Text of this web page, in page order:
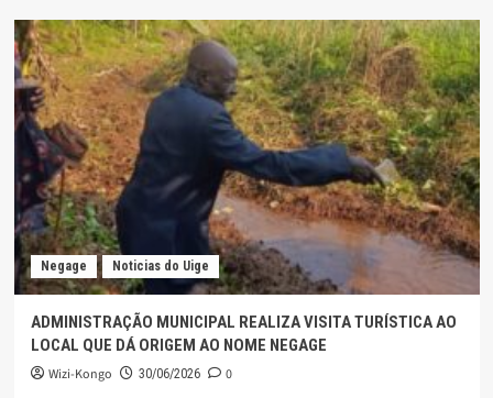
Negage Noticias do Uige
ADMINISTRAÇÃO MUNICIPAL REALIZA VISITA TURÍSTICA AO
LOCAL QUE DÁ ORIGEM AO NOME NEGAGE
Wizi-Kongo 30/06/2026 0